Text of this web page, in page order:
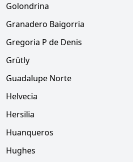
Golondrina
Granadero Baigorria
Gregoria P de Denis
Grütly
Guadalupe Norte
Helvecia
Hersilia
Huanqueros
Hughes